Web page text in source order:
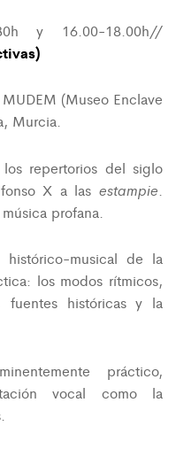
y 16.00-18.00h//
(Museo Enclave
Murcia.
repertorios del siglo
X a las estampie.
profana.
histórico-musical de la
los modos rítmicos,
fuentes históricas y la
práctico,
vocal como la